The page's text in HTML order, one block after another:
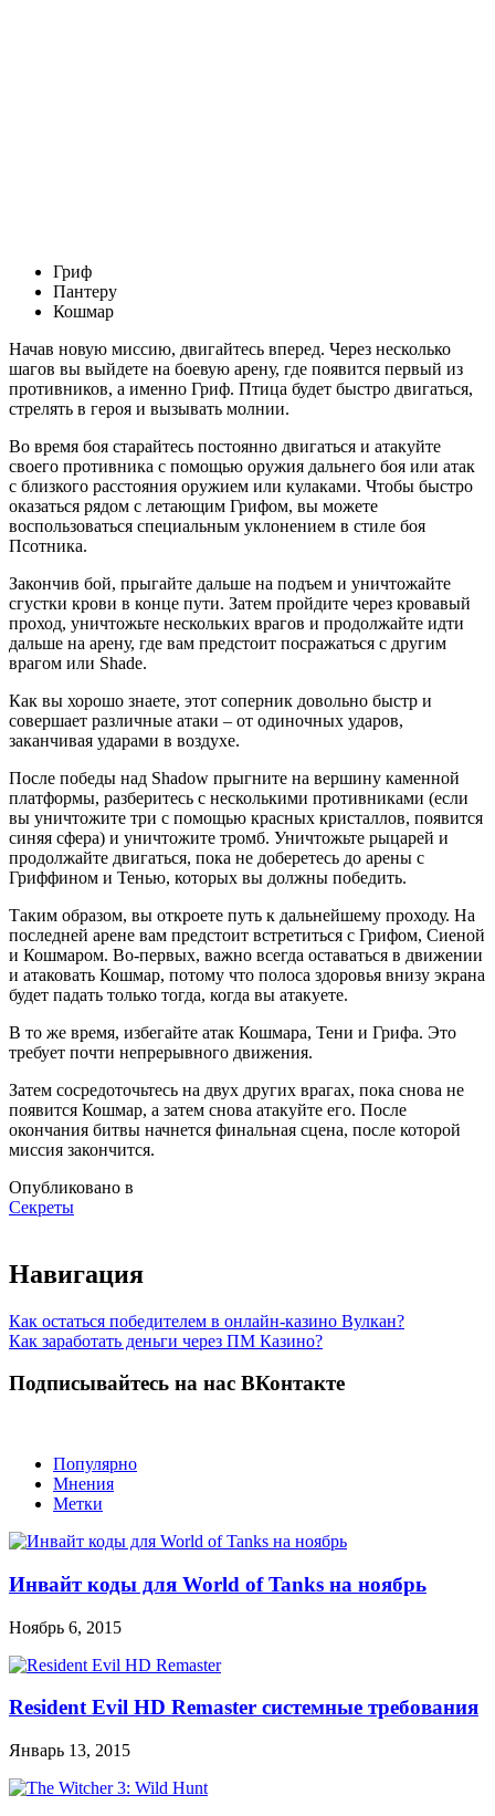
Гриф
Пантеру
Кошмар
Начав новую миссию, двигайтесь вперед. Через несколько
шагов вы выйдете на боевую арену, где появится первый из
противников, а именно Гриф. Птица будет быстро двигаться,
стрелять в героя и вызывать молнии.
Во время боя старайтесь постоянно двигаться и атакуйте
своего противника с помощью оружия дальнего боя или атак
с близкого расстояния оружием или кулаками. Чтобы быстро
оказаться рядом с летающим Грифом, вы можете
воспользоваться специальным уклонением в стиле боя
Псотника.
Закончив бой, прыгайте дальше на подъем и уничтожайте
сгустки крови в конце пути. Затем пройдите через кровавый
проход, уничтожьте нескольких врагов и продолжайте идти
дальше на арену, где вам предстоит посражаться с другим
врагом или Shade.
Как вы хорошо знаете, этот соперник довольно быстр и
совершает различные атаки – от одиночных ударов,
заканчивая ударами в воздухе.
После победы над Shadow прыгните на вершину каменной
платформы, разберитесь с несколькими противниками (если
вы уничтожите три с помощью красных кристаллов, появится
синяя сфера) и уничтожите тромб. Уничтожьте рыцарей и
продолжайте двигаться, пока не доберетесь до арены с
Гриффином и Тенью, которых вы должны победить.
Таким образом, вы откроете путь к дальнейшему проходу. На
последней арене вам предстоит встретиться с Грифом, Сиеной
и Кошмаром. Во-первых, важно всегда оставаться в движении
и атаковать Кошмар, потому что полоса здоровья внизу экрана
будет падать только тогда, когда вы атакуете.
В то же время, избегайте атак Кошмара, Тени и Грифа. Это
требует почти непрерывного движения.
Затем сосредоточьтесь на двух других врагах, пока снова не
появится Кошмар, а затем снова атакуйте его. После
окончания битвы начнется финальная сцена, после которой
миссия закончится.
Опубликовано в
Секреты
Навигация
Как остаться победителем в онлайн-казино Вулкан?
Как заработать деньги через ПМ Казино?
Подписывайтесь на нас ВКонтакте
Популярно
Мнения
Метки
Инвайт коды для World of Tanks на ноябрь
Ноябрь 6, 2015
Resident Evil HD Remaster системные требования
Январь 13, 2015